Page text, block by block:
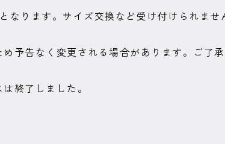
なります。サイズ交換など受け付けられま
予告なく変更される場合があります。ご了承
終了しました。